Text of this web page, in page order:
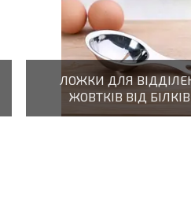
ЛОЖКИ ДЛЯ
ЖОВТКІВ ВІД БІЛКІВ